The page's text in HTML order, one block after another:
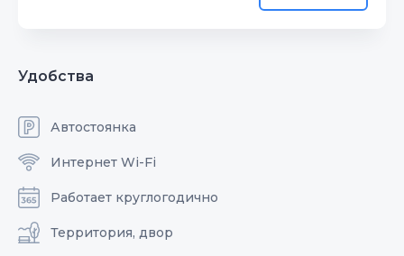
Удобства
Автостоянка
Интернет Wi-Fi
Работает круглогодично
Территория, двор